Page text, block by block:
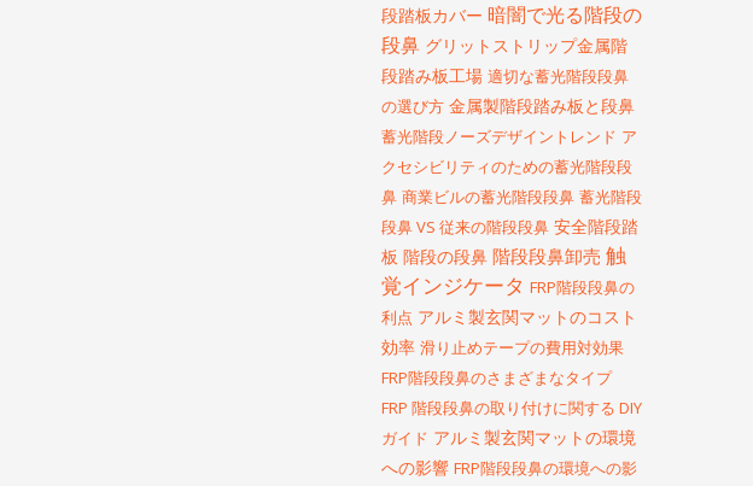
段踏板カバー 暗闇で光る階段の
段鼻 グリットストリップ金属階
段踏み板工場 適切な蓄光階段段鼻
の選び方 金属製階段踏み板と段鼻
蓄光階段ノーズデザイントレンド ア
クセシビリティのための蓄光階段段
鼻 商業ビルの蓄光階段段鼻 蓄光階段
段鼻 VS 従来の階段段鼻 安全階段踏
板 階段の段鼻 階段段鼻卸売 触
覚インジケータ FRP階段段鼻の
利点 アルミ製玄関マットのコスト
効率 滑り止めテープの費用対効果
FRP階段段鼻のさまざまなタイプ
FRP 階段段鼻の取り付けに関する DIY
ガイド アルミ製玄関マットの環境
への影響 FRP階段段鼻の環境への影